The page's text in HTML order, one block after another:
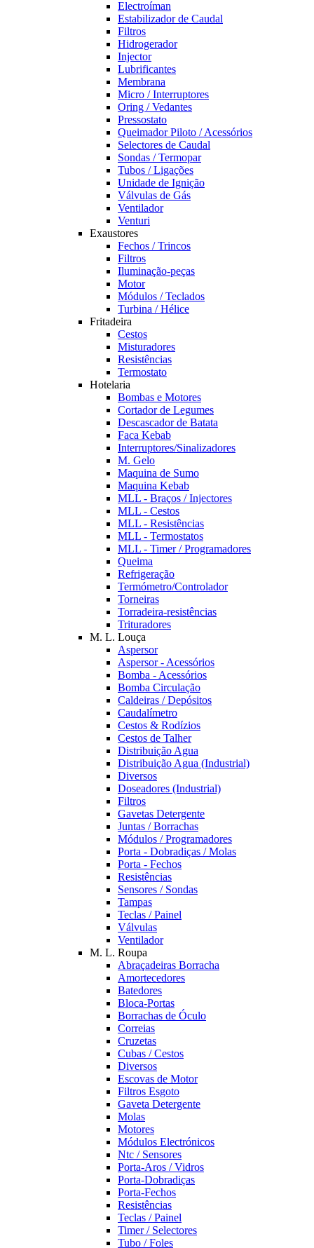
Electroíman
Estabilizador de Caudal
Filtros
Hidrogerador
Injector
Lubrificantes
Membrana
Micro / Interruptores
Oring / Vedantes
Pressostato
Queimador Piloto / Acessórios
Selectores de Caudal
Sondas / Termopar
Tubos / Ligações
Unidade de Ignição
Válvulas de Gás
Ventilador
Venturi
Exaustores
Fechos / Trincos
Filtros
Iluminação-peças
Motor
Módulos / Teclados
Turbina / Hélice
Fritadeira
Cestos
Misturadores
Resistências
Termostato
Hotelaria
Bombas e Motores
Cortador de Legumes
Descascador de Batata
Faca Kebab
Interruptores/Sinalizadores
M. Gelo
Maquina de Sumo
Maquina Kebab
MLL - Braços / Injectores
MLL - Cestos
MLL - Resistências
MLL - Termostatos
MLL - Timer / Programadores
Queima
Refrigeração
Termómetro/Controlador
Torneiras
Torradeira-resistências
Trituradores
M. L. Louça
Aspersor
Aspersor - Acessórios
Bomba - Acessórios
Bomba Circulação
Caldeiras / Depósitos
Caudalímetro
Cestos & Rodízios
Cestos de Talher
Distribuição Agua
Distribuição Agua (Industrial)
Diversos
Doseadores (Industrial)
Filtros
Gavetas Detergente
Juntas / Borrachas
Módulos / Programadores
Porta - Dobradiças / Molas
Porta - Fechos
Resistências
Sensores / Sondas
Tampas
Teclas / Painel
Válvulas
Ventilador
M. L. Roupa
Abraçadeiras Borracha
Amortecedores
Batedores
Bloca-Portas
Borrachas de Óculo
Correias
Cruzetas
Cubas / Cestos
Diversos
Escovas de Motor
Filtros Esgoto
Gaveta Detergente
Molas
Motores
Módulos Electrónicos
Ntc / Sensores
Porta-Aros / Vidros
Porta-Dobradiças
Porta-Fechos
Resistências
Teclas / Painel
Timer / Selectores
Tubo / Foles